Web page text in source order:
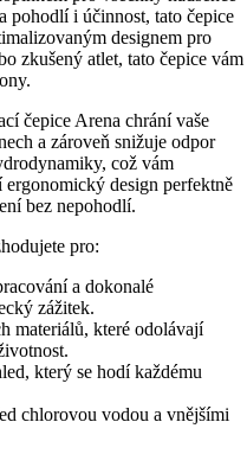
pohodlí i účinnost, tato čepice
designem pro
zkušený atlet, tato čepice vám
čepice Arena chrání vaše
a zároveň snižuje odpor
což vám
design perfektně
bez nepohodlí.
pro:
a dokonalé
zážitek.
materiálů, které odolávají
který se hodí každému
chlorovou vodou a vnějšími